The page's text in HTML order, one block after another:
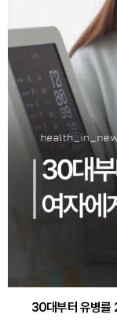
30대부터 유병률
감기·독감 예방